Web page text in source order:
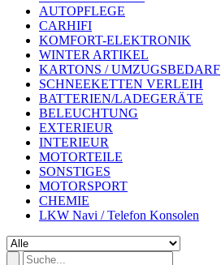
AUTOPFLEGE
CARHIFI
KOMFORT-ELEKTRONIK
WINTER ARTIKEL
KARTONS / UMZUGSBEDARF
SCHNEEKETTEN VERLEIH
BATTERIEN/LADEGERÄTE
BELEUCHTUNG
EXTERIEUR
INTERIEUR
MOTORTEILE
SONSTIGES
MOTORSPORT
CHEMIE
LKW Navi / Telefon Konsolen